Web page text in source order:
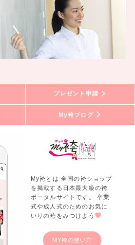
プレゼント申請
My袴ブログ
My袴とは 全国の袴ショップ
を掲載する日本最大級の袴
ポータルサイトです。 卒業
式や成人式のためのお気に
いりの袴をみつけよう
MY袴の使い方